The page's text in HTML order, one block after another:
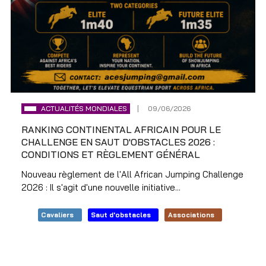
ACTUALITÉS MONDIALES 09/06/2026
RANKING CONTINENTAL AFRICAIN POUR LE
CHALLENGE EN SAUT D'OBSTACLES 2026 :
CONDITIONS ET RÈGLEMENT GÉNÉRAL
Nouveau règlement de l'All African Jumping Challenge
2026 : Il s'agit d'une nouvelle initiative...
Cavaliers Saut d'obstacles Associations